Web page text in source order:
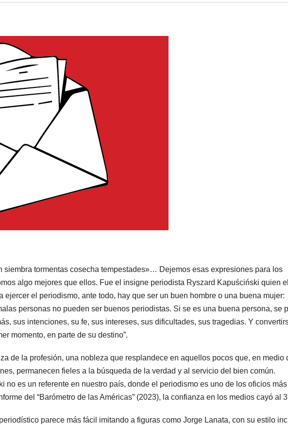
siembra tormentas cosecha tempestades»… Dejemos esas expresiones para los
algo mejores que ellos. Fue el insigne periodista Ryszard Kapuściński quien
ejercer el periodismo, ante todo, hay que ser un buen hombre o una buena mujer:
personas no pueden ser buenos periodistas. Si se es una buena persona, se
sus intenciones, su fe, sus intereses, sus dificultades, sus tragedias. Y
momento, en parte de su destino”.
de la profesión, una nobleza que resplandece en aquellos pocos que, en medio
permanecen fieles a la búsqueda de la verdad y al servicio del bien común.
no es un referente en nuestro país, donde el periodismo es uno de los oficios más
del “Barómetro de las Américas” (2023), la confianza en los medios cayó al
parece más fácil imitando a figuras como Jorge Lanata, con su estilo